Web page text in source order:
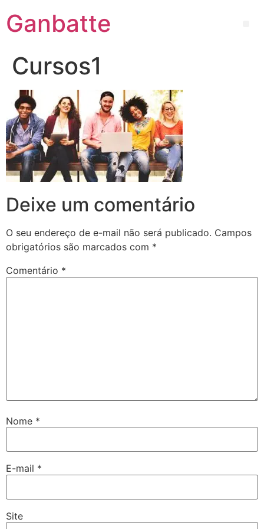
Ganbatte
Cursos1
Deixe um comentário
O seu endereço de e-mail não será publicado. Campos
obrigatórios são marcados com *
Comentário *
Nome *
E-mail *
Site